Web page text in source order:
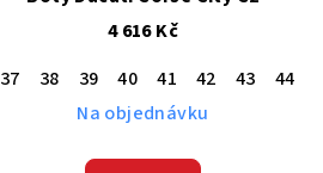
4 616 Kč
37
38 39 40 41 42 43 44
Na objednávku